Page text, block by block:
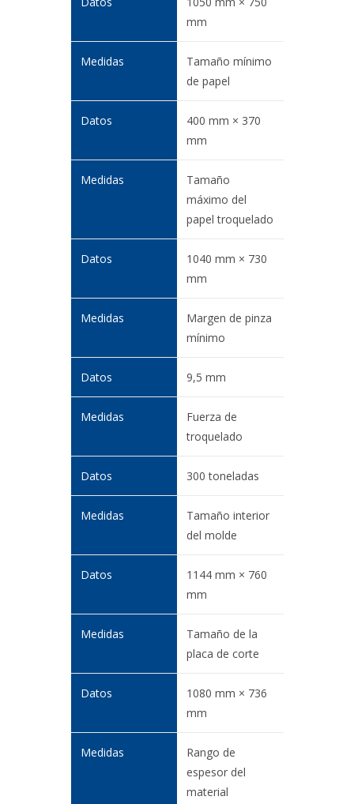
mm
Tamaño mínimo
de papel
400 mm × 370
mm
Tamaño
máximo del
papel troquelado
1040 mm × 730
mm
Margen de pinza
mínimo
9,5 mm
Fuerza de
troquelado
300 toneladas
Tamaño interior
del molde
1144 mm × 760
mm
Tamaño de la
placa de corte
1080 mm × 736
mm
Rango de
espesor del
material